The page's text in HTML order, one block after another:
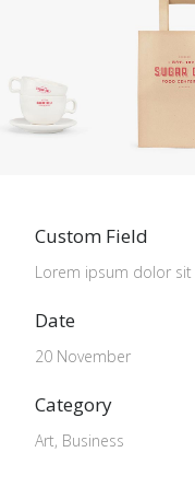
Custom Field
Lorem ipsum dolor
Date
20 November
Category
Art, Business